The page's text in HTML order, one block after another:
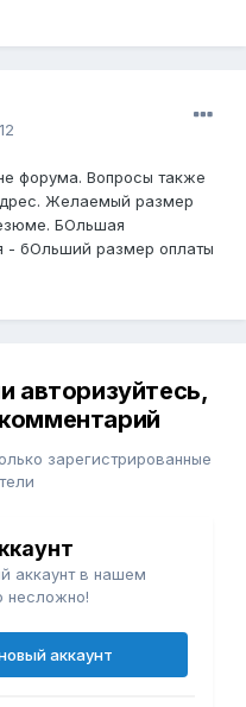
форума. Вопросы также
Желаемый размер
БОльшая
- бОльший размер оплаты
авторизуйтесь,
зарегистрированные
аккаунт в нашем
несложно!
аккаунт